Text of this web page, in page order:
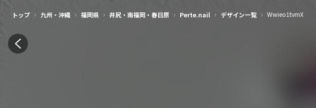
トップ › 九州・沖縄 › 福岡県 › 井尻・南福岡・春日原 › Perte.nail › デザイン一覧 › Wwieo1tvmX